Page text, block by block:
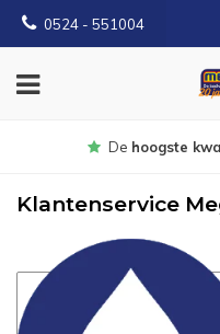
0524 - 551004
Gratis
Klantenservice